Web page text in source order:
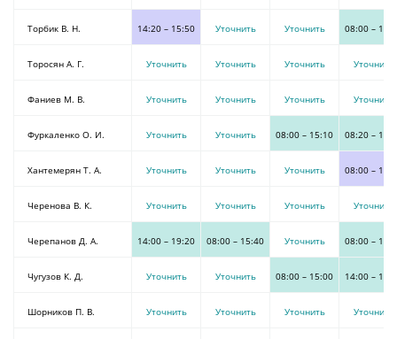
Торбик В. Н. 14:20 – 15:50 Уточнить Уточнить 08:00 –
Торосян А. Г. Уточнить Уточнить Уточнить Уточнить
Фаниев М. В. Уточнить Уточнить Уточнить Уточнить
Фуркаленко О. И. Уточнить Уточнить 08:00 – 15:10 08:20 –
Хантемерян Т. А. Уточнить Уточнить Уточнить 08:00 –
Черенова В. К. Уточнить Уточнить Уточнить Уточнить
Черепанов Д. А. 14:00 – 19:20 08:00 – 15:40 Уточнить 08:00 –
Чугузов К. Д. Уточнить Уточнить 08:00 – 15:00 14:00 –
Шорников П. В. Уточнить Уточнить Уточнить Уточнить